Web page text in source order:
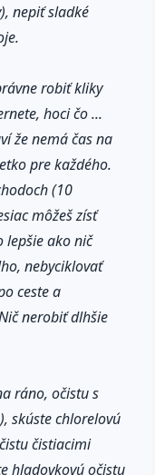
nepiť sladké
robiť kliky
hoci čo ...
že nemá čas na
pre každého.
(10
môžeš zísť
lepšie ako nič
nebyciklovať
ceste a
nerobiť dlhšie
ráno, očistu s
skúste chlorelovú
čistiacimi
hladovkovú očistu